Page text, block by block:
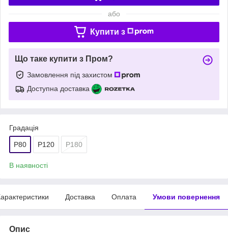
або
Купити з
Що таке купити з Пром?
Замовлення під захистом
Доступна доставка
Градація
P80 P120 P180
В наявності
Доставка Оплата Умови повернення
Опис